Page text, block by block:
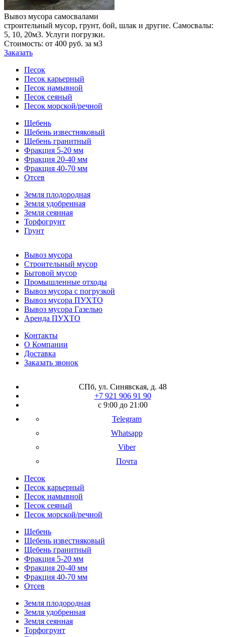
Вывоз мусора самосвалами
строительный мусор, грунт, бой, шлак и другие. Самосвалы:
5, 10, 20м3. Услуги погрузки.
Стоимость: от 400 руб. за м3
Заказать
Песок
Песок карьерный
Песок намывной
Песок сеяный
Песок морской/речной
Щебень
Щебень известняковый
Щебень гранитный
Фракция 5-20 мм
Фракция 20-40 мм
Фракция 40-70 мм
Отсев
Земля плодородная
Земля удобренная
Земля сеянная
Торфогрунт
Грунт
Вывоз мусора
Строительный мусор
Бытовой мусор
Промышленные отходы
Вывоз мусора с погрузкой
Вывоз мусора ПУХТО
Вывоз мусора Газелью
Аренда ПУХТО
Контакты
О Компании
Доставка
Заказать звонок
СПб, ул. Синявская, д. 48
+7 921 906 91 90
с 9:00 до 21:00
Telegram
Whatsapp
Viber
Почта
Песок
Песок карьерный
Песок намывной
Песок сеяный
Песок морской/речной
Щебень
Щебень известняковый
Щебень гранитный
Фракция 5-20 мм
Фракция 20-40 мм
Фракция 40-70 мм
Отсев
Земля плодородная
Земля удобренная
Земля сеянная
Торфогрунт